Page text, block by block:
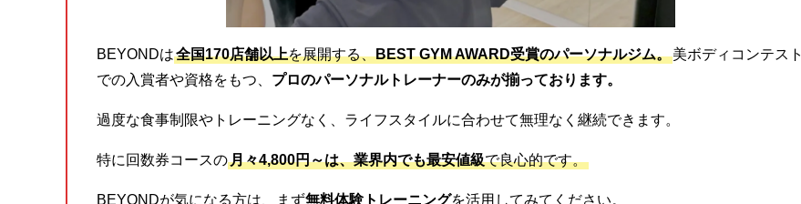
BEYONDは全国170店舗以上を展開する、BEST GYM AWARD受賞のパーソナルジム。美ボディコンテスト
での入賞者や資格をもつ、 プロのパーソナルトレーナーのみが揃っております。
過度な食事制限やトレーニングなく、ライフスタイルに合わせて無理なく継続できます。
特に回数券コースの月々4,800円～は、業界内でも最安値級で良心的です。
BEYONDが気になる方は、まず無料体験トレーニングを活用してみてください。